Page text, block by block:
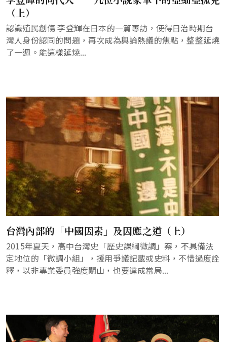
（上）
認識殖民創傷 李登輝在日本的一篇專訪，使得日治時期台
灣人身份認同的問題，再次成為輿論熱議的焦點，整整延燒
了一週。能這樣延燒...
台灣內部的「中國因素」及因應之道（上）
2015年夏天，高中台灣史「歷史課綱微調」案，不具備法
定地位的「微調小組」，援用爭議記載或史料，不惜過度詮
釋，以非專業委員強度關山，也要達成當局...